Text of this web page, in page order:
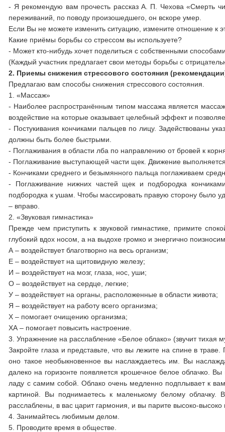
- Я рекомендую вам прочесть рассказ А. П. Чехова «Смерть
переживаний, по поводу произошедшего, он вскоре умер.
Если Вы не можете изменить ситуацию, измените отношение к
Какие приёмы борьбы со стрессом вы используете?
- Может кто-нибудь хочет поделиться с собственными
(Каждый участник предлагает свои методы борьбы с
2. Приемы снижения стрессового состояния
Предлагаю вам способы снижения стрессового состояния.
1. «Массаж»
- Наиболее распространённым типом массажа является
воздействие на которые оказывает целебный эффект и
- Постукивания кончиками пальцев по лицу. Задействованы
должны быть более быстрыми.
- Поглаживания в области лба по направлению от бровей к
- Поглаживание выступающей части щек. Движение
- Кончиками среднего и безымянного пальца поглаживаем
- Поглаживание нижних частей щек и подбородка
подбородка к ушам. Чтобы массировать правую сторону было
– вправо.
2. «Звуковая гимнастика»
Прежде чем приступить к звуковой гимнастике, примите
глубокий вдох носом, а на выдохе громко и энергично
А – воздействует благотворно на весь организм;
Е – воздействует на щитовидную железу;
И – воздействует на мозг, глаза, нос, уши;
О – воздействует на сердце, легкие;
У – воздействует на органы, расположенные в области живота;
Я – воздействует на работу всего организма;
Х – помогает очищению организма;
ХА – помогает повысить настроение.
3. Упражнение на расслабление «Белое облако» (звучит тихая
Закройте глаза и представьте, что вы лежите на спине в
оно такое необыкновенное вы наслаждаетесь им. Вы
далеко на горизонте появляется крошечное белое облачко.
ладу с самим собой. Облако очень медленно подплывает к
картиной. Вы поднимаетесь к маленькому белому
расслаблены, в вас царит гармония, и вы парите высоко-высоко
4. Занимайтесь любимым делом.
5. Проводите время в обществе.